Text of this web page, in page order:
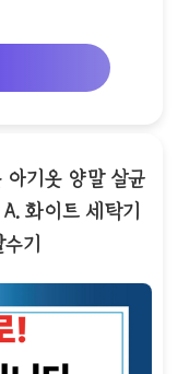
아기옷 양말 살균
화이트 세탁기
기